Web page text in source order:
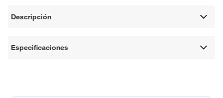
Descripción
Especificaciones